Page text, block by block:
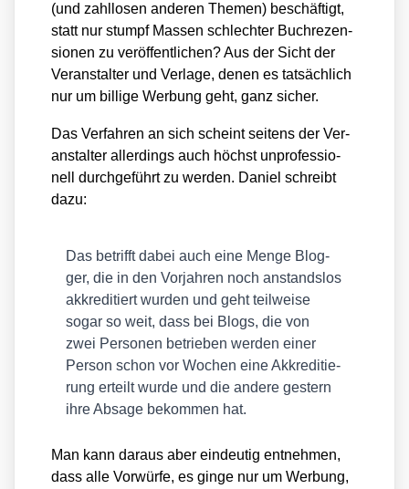
(und zahl­lo­sen ande­ren The­men) beschäf­tigt,
statt nur stumpf Mas­sen schlech­ter Buch­re­zen­
sio­nen zu ver­öf­fent­li­chen? Aus der Sicht der
Ver­an­stal­ter und Ver­la­ge, denen es tat­säch­lich
nur um bil­li­ge Wer­bung geht, ganz sicher.
Das Ver­fah­ren an sich scheint sei­tens der Ver­
an­stal­ter aller­dings auch höchst unpro­fes­sio­
nell durch­ge­führt zu wer­den. Dani­el schreibt
dazu:
Das betrifft dabei auch eine Men­ge Blog­
ger, die in den Vor­jah­ren noch anstands­los
akkre­di­tiert wur­den und geht teil­wei­se
sogar so weit, dass bei Blogs, die von
zwei Per­so­nen betrie­ben wer­den einer
Per­son schon vor Wochen eine Akkre­di­tie­
rung erteilt wur­de und die ande­re ges­tern
ihre Absa­ge bekom­men hat.
Man kann dar­aus aber ein­deu­tig ent­neh­men,
dass alle Vor­wür­fe, es gin­ge nur um Wer­bung,